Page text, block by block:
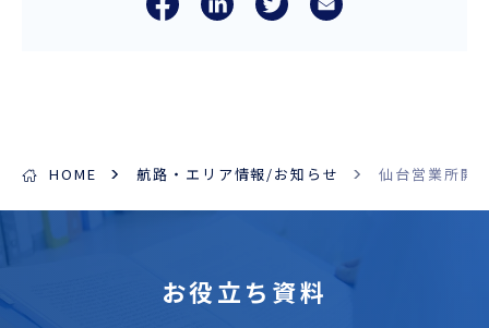
HOME 航路・エリア情報/お知らせ 仙台営業所開
お役立ち 資料